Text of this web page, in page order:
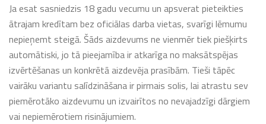
Ja esat sasniedzis 18 gadu vecumu un apsverat pieteikties
ātrajam kredītam bez oficiālas darba vietas, svarīgi lēmumu
nepieņemt steigā. Šāds aizdevums ne vienmēr tiek piešķirts
automātiski, jo tā pieejamība ir atkarīga no maksātspējas
izvērtēšanas un konkrētā aizdevēja prasībām. Tieši tāpēc
vairāku variantu salīdzināšana ir pirmais solis, lai atrastu sev
piemērotāko aizdevumu un izvairītos no nevajadzīgi dārgiem
vai nepiemērotiem risinājumiem.